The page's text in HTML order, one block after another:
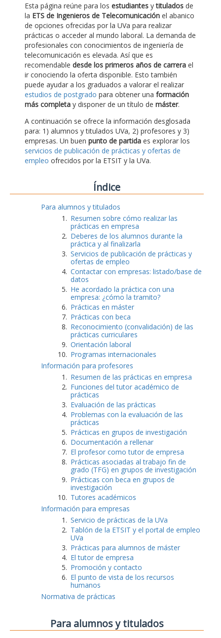
Esta página reúne para los estudiantes ytitulados de
la ETS de Ingenieros de Telecomunicación el abanico
de opciones ofrecidas por la UVa para realizar
prácticas o acceder al mundo laboral. La demanda de
profesionales con conocimientos de ingeniería de
telecomunicación es elevada. Así que es
recomendable desde los primeros años de carrera el
ir conociendo la oferta disponible. Esto también
puede ayudar a los graduados a valorar el realizar
estudios de postgrado para obtener una formación
más completa y disponer de un título de máster.
A continuación se ofrece la información desglosada
para: 1) alumnos y titulados UVa, 2) profesores y 3)
empresas. Un buen punto de partida es explorar los
servicios de publicación de prácticas y ofertas de
empleo ofrecidos por la ETSIT y la UVa.
Índice
Para alumnos y titulados
Resumen sobre cómo realizar las
prácticas en empresa
Deberes de los alumnos durante la
práctica y al finalizarla
Servicios de publicación de prácticas y
ofertas de empleo
Contactar con empresas: listado/base de
datos
He acordado la práctica con una
empresa: ¿cómo la tramito?
Prácticas en máster
Prácticas con beca
Reconocimiento (convalidación) de las
prácticas curriculares
Orientación laboral
Programas internacionales
Información para profesores
Resumen de las prácticas en empresa
Funciones del tutor académico de
prácticas
Evaluación de las prácticas
Problemas con la evaluación de las
prácticas
Prácticas en grupos de investigación
Documentación a rellenar
El profesor como tutor de empresa
Prácticas asociadas al trabajo fin de
grado (TFG) en grupos de investigación
Prácticas con beca en grupos de
investigación
Tutores académicos
Información para empresas
Servicio de prácticas de la UVa
Tablón de la ETSIT y el portal de empleo
UVa
Prácticas para alumnos de máster
El tutor de empresa
Promoción y contacto
El punto de vista de los recursos
humanos
Normativa de prácticas
Para alumnos y titulados